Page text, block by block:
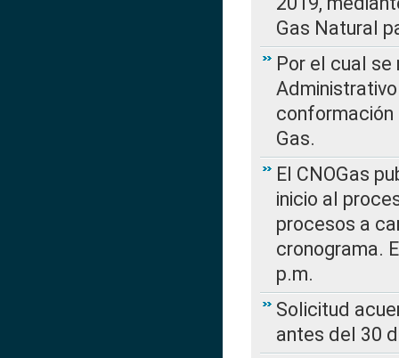
Gas Natural
Por el cual
conformación
Gas.
El CNOGas
inicio al
procesos a
cronograma.
p.m.
Solicitud
antes del 30